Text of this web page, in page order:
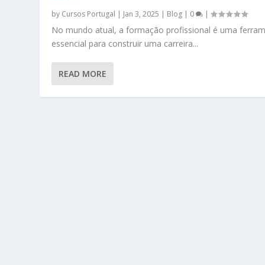
by Cursos Portugal | Jan 3, 2025 | Blog | 0 |
No mundo atual, a formação profissional é uma
essencial para construir uma carreira...
READ MORE